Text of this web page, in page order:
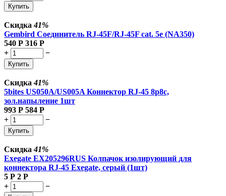
Купить
Скидка41%
Gembird Соединитель RJ-45F/RJ-45F cat. 5e (NA350)
540 Р 316 Р
+
−
Купить
Скидка41%
5bites US050A/US005A Коннектор RJ-45 8p8c,
зол.напыление 1шт
993 Р 584 Р
+
−
Купить
Скидка41%
Exegate EX205296RUS Колпачок изолирующий для
коннектора RJ-45 Exegate, серый (1шт)
5 Р 2 Р
+
−